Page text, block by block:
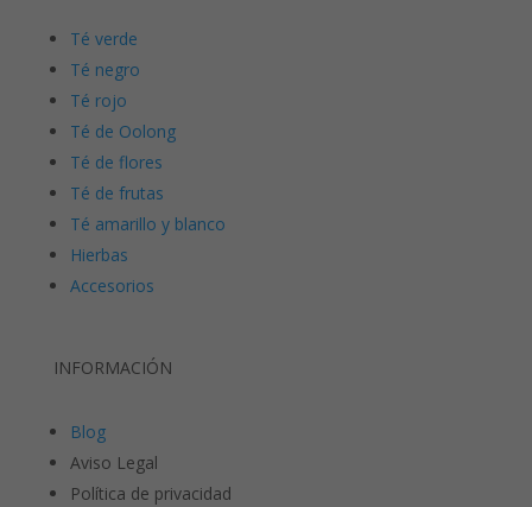
Té verde
Té negro
Té rojo
Té de Oolong
Té de flores
Té de frutas
Té amarillo y blanco
Hierbas
Accesorios
INFORMACIÓN
Blog
Aviso Legal
Política de privacidad